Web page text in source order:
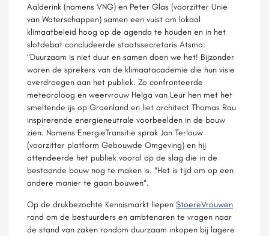
Aalderink (namens VNG) en Peter Glas (voorzitter Unie
van Waterschappen) samen een vuist om lokaal
klimaatbeleid hoog op de agenda te houden en in het
slotdebat concludeerde staatssecretaris Atsma:
"Duurzaam is niet duur en samen doen we het! Bijzonder
waren de sprekers van de klimaatacademie die hun visie
overdroegen aan het publiek. Zo confronteerde
meteoroloog en weervrouw Helga van Leur hen met het
smeltende ijs op Groenland en liet architect Thomas Rau
inspirerende energieneutrale voorbeelden in de bouw
zien. Namens EnergieTransitie sprak Jan Terlouw
(voorzitter platform Gebouwde Omgeving) en hij
attendeerde het publiek vooral op de slag die in de
bestaande bouw nog te maken is. "Het is tijd om op een
andere manier te gaan bouwen".
Op de drukbezochte Kennismarkt liepen StoereVrouwen
rond om de bestuurders en ambtenaren te vragen naar
de stand van zaken rondom duurzaam inkopen bij lagere